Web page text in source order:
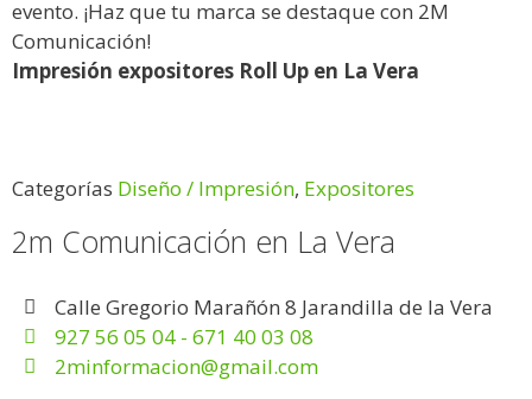
evento. ¡Haz que tu marca se destaque con 2M
Comunicación!
Impresión expositores Roll Up en La Vera
Categorías Diseño / Impresión, Expositores
2m Comunicación en La Vera
Calle Gregorio Marañón 8 Jarandilla de la Vera
927 56 05 04 - 671 40 03 08
2minformacion@gmail.com